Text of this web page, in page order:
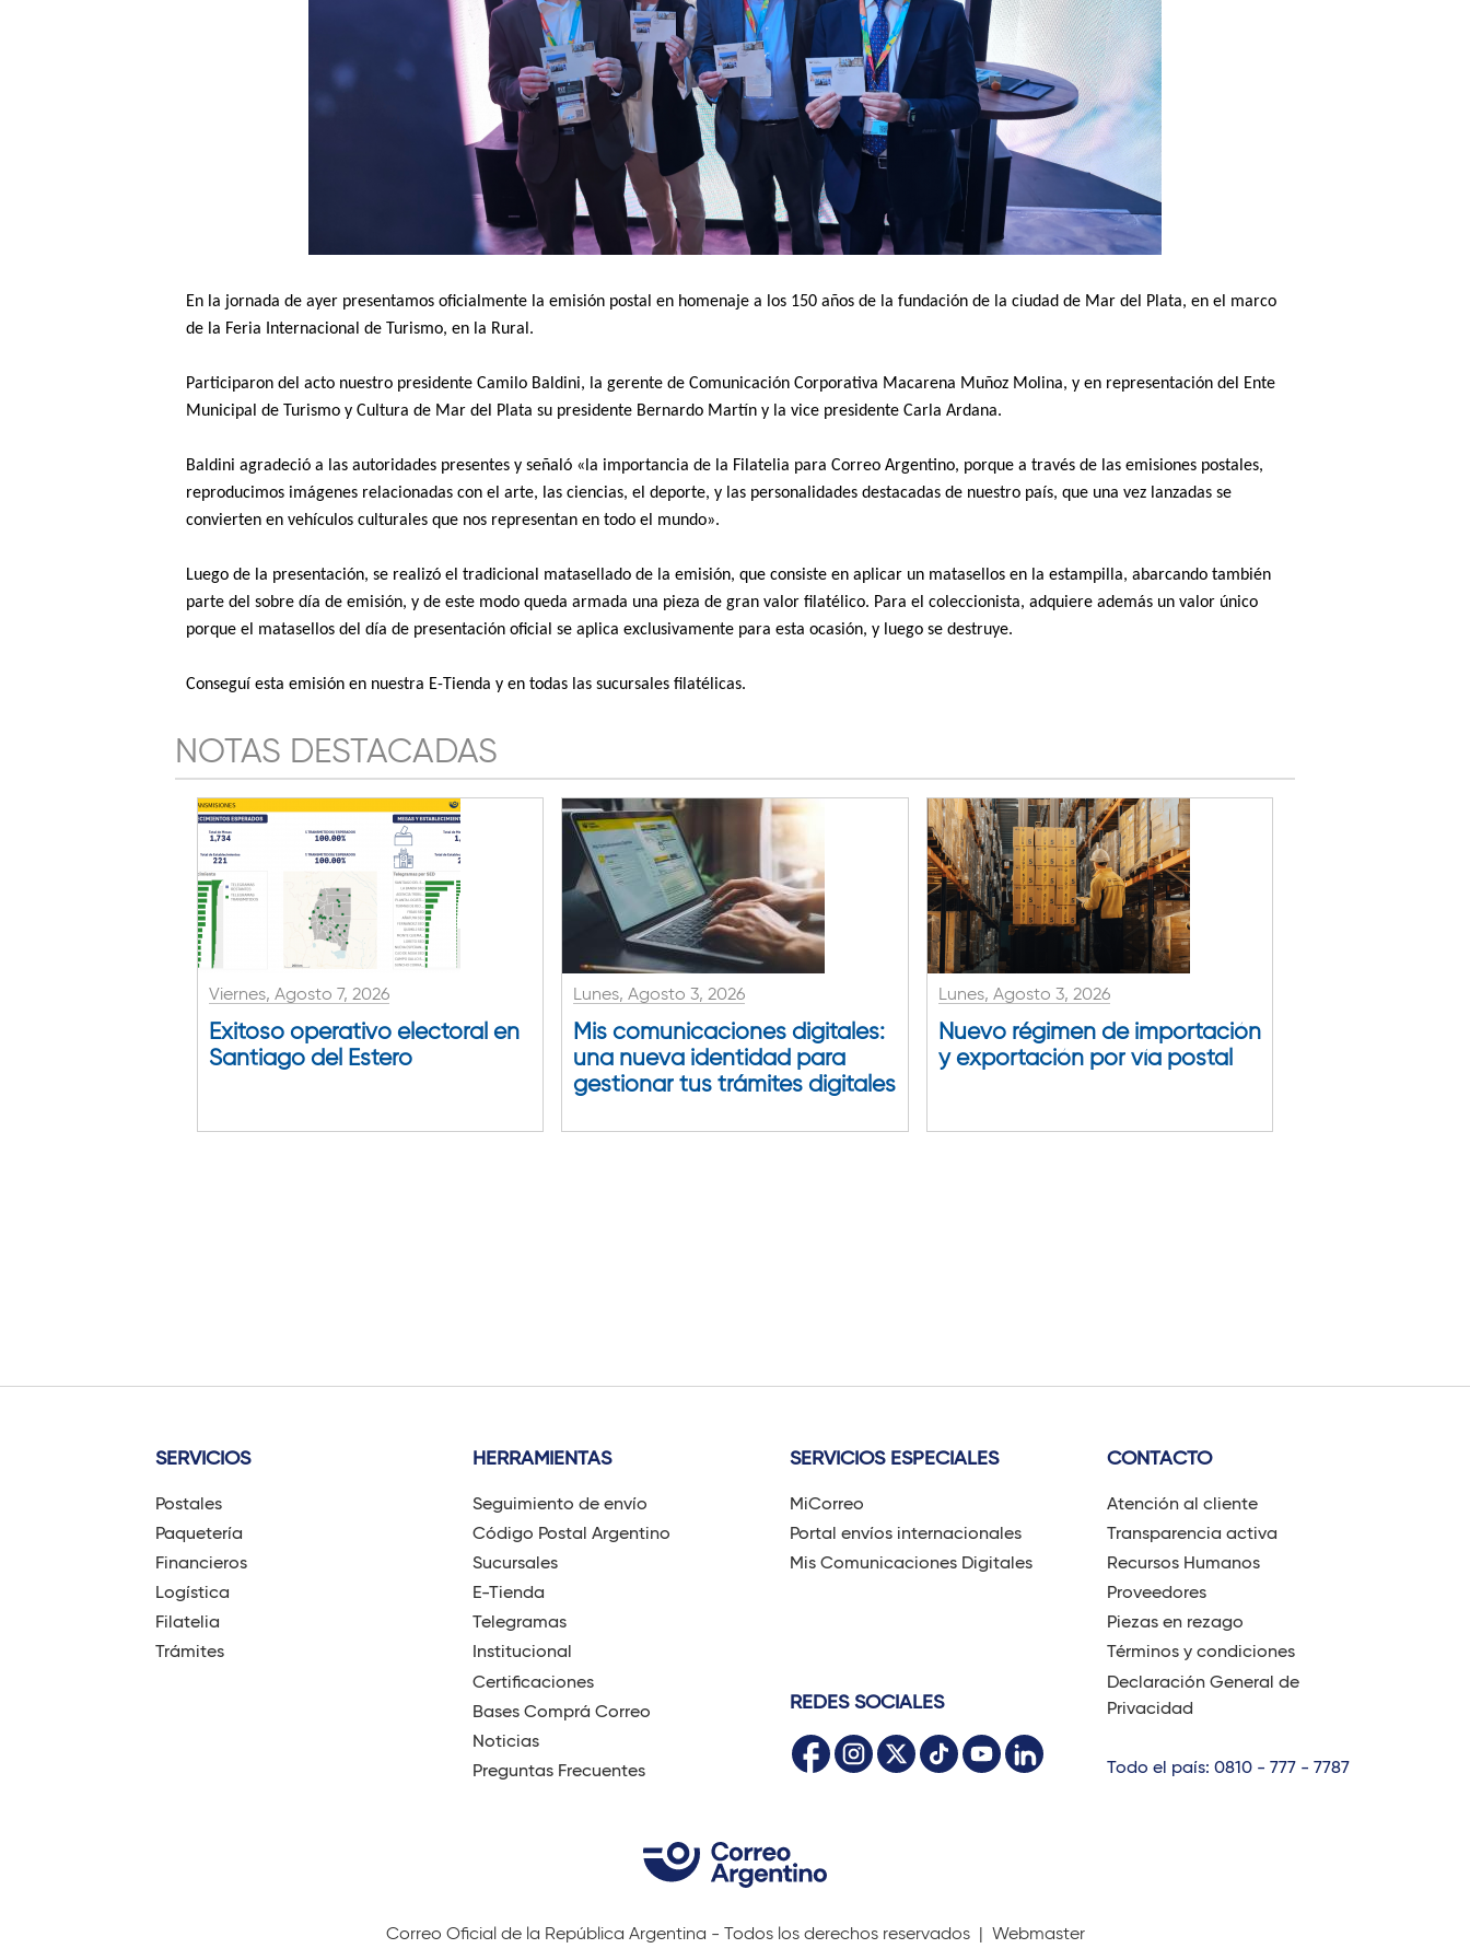
En la jornada de ayer presentamos oficialmente la emisión postal en homenaje a los 150 años de la fundación de la ciudad de Mar del Plata, en el marco
de la Feria Internacional de Turismo, en la Rural.
Participaron del acto nuestro presidente Camilo Baldini, la gerente de Comunicación Corporativa Macarena Muñoz Molina, y en representación del Ente
Municipal de Turismo y Cultura de Mar del Plata su presidente Bernardo Martín y la vice presidente Carla Ardana.
Baldini agradeció a las autoridades presentes y señaló «la importancia de la Filatelia para Correo Argentino, porque a través de las emisiones postales,
reproducimos imágenes relacionadas con el arte, las ciencias, el deporte, y las personalidades destacadas de nuestro país, que una vez lanzadas se
convierten en vehículos culturales que nos representan en todo el mundo».
Luego de la presentación, se realizó el tradicional matasellado de la emisión, que consiste en aplicar un matasellos en la estampilla, abarcando también
parte del sobre día de emisión, y de este modo queda armada una pieza de gran valor filatélico. Para el coleccionista, adquiere además un valor único
porque el matasellos del día de presentación oficial se aplica exclusivamente para esta ocasión, y luego se destruye.
Conseguí esta emisión en nuestra E-Tienda y en todas las sucursales filatélicas.
NOTAS DESTACADAS
Viernes, Agosto 7, 2026
Exitoso operativo electoral en
Santiago del Estero
Lunes, Agosto 3, 2026
Mis comunicaciones digitales:
una nueva identidad para
gestionar tus trámites digitales
Lunes, Agosto 3, 2026
Nuevo régimen de importación
y exportación por vía postal
SERVICIOS
Postales
Paquetería
Financieros
Logística
Filatelia
Trámites
HERRAMIENTAS
Seguimiento de envío
Código Postal Argentino
Sucursales
E-Tienda
Telegramas
Institucional
Certificaciones
Bases Comprá Correo
Noticias
Preguntas Frecuentes
SERVICIOS ESPECIALES
MiCorreo
Portal envíos internacionales
Mis Comunicaciones Digitales
REDES SOCIALES
CONTACTO
Atención al cliente
Transparencia activa
Recursos Humanos
Proveedores
Piezas en rezago
Términos y condiciones
Declaración General de
Privacidad
Todo el país: 0810 - 777 - 7787
Correo Oficial de la República Argentina - Todos los derechos reservados | Webmaster